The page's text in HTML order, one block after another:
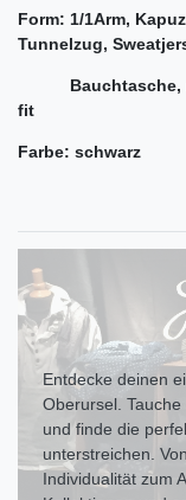
Form: 1/1Arm,
Tunnelzug,
Bauchtasche,
fit
Farbe: schwarz
Entdecke deinen
Oberursel.
und finde die
unterstreichen.
Individualität zum